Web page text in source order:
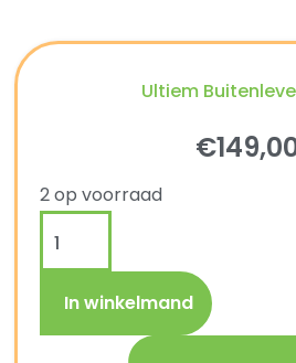
Ultiem
€
2 op voorraad
In winkelmand